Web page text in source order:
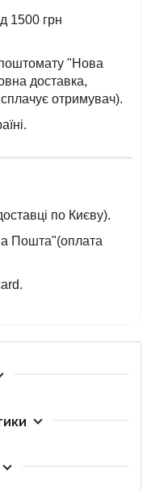
1500 грн
"Нова
доставка,
отримувач).
по Києву).
Пошта"(оплата